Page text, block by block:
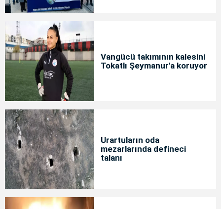
Vangücü takımının kalesini
Tokatlı Şeymanur'a koruyor
Urartuların oda
mezarlarında defineci
talanı